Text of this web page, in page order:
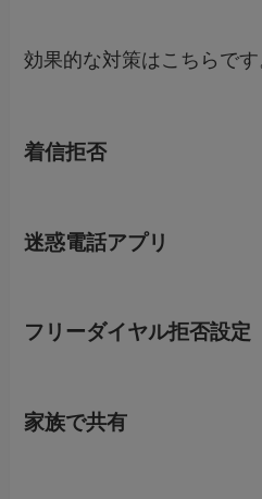
効果的な対策はこちらです
着信拒否
迷惑電話アプリ
フリーダイヤル拒否設定
家族で共有